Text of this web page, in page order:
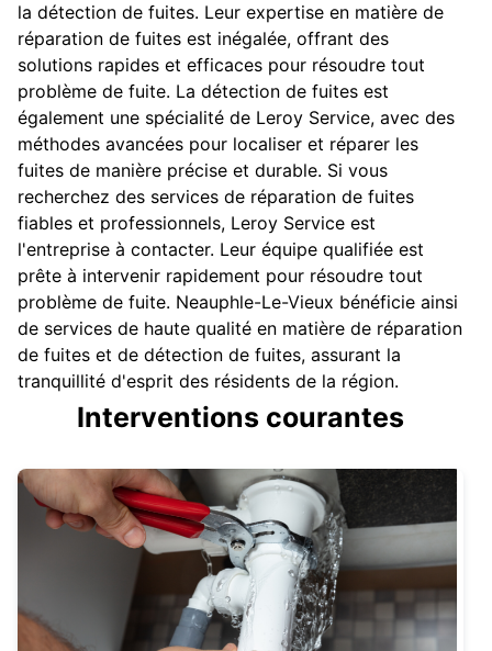
la détection de fuites. Leur expertise en matière de
réparation de fuites est inégalée, offrant des
solutions rapides et efficaces pour résoudre tout
problème de fuite. La détection de fuites est
également une spécialité de Leroy Service, avec des
méthodes avancées pour localiser et réparer les
fuites de manière précise et durable. Si vous
recherchez des services de réparation de fuites
fiables et professionnels, Leroy Service est
l'entreprise à contacter. Leur équipe qualifiée est
prête à intervenir rapidement pour résoudre tout
problème de fuite. Neauphle-Le-Vieux bénéficie ainsi
de services de haute qualité en matière de réparation
de fuites et de détection de fuites, assurant la
tranquillité d'esprit des résidents de la région.
Interventions courantes